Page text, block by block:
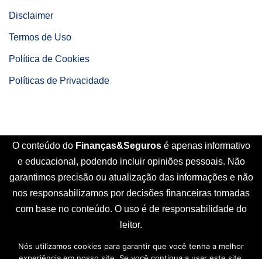
Disclaimer
Termos de Uso
Política de Cookies
Políticas de Privacidade
O conteúdo do Finanças&Seguros é apenas informativo
e educacional, podendo incluir opiniões pessoais. Não
garantimos precisão ou atualização das informações e não
nos responsabilizamos por decisões financeiras tomadas
com base no conteúdo. O uso é de responsabilidade do
leitor.
Início Sobre Nós Contato
Disclaimer
Nós utilizamos cookies para garantir que você tenha a melhor